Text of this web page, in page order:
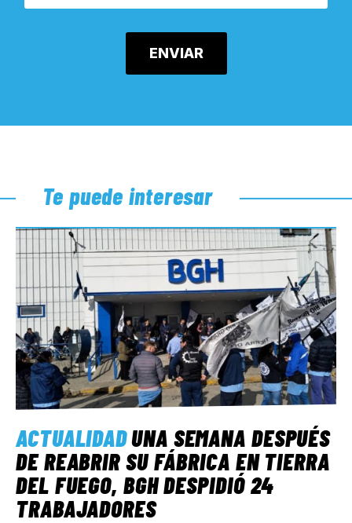
Te puede interesar
ACTUALIDADUNA SEMANA DESPUÉS
DE REABRIR SU FÁBRICA EN TIERRA
DEL FUEGO, BGH DESPIDIÓ 24
TRABAJADORES